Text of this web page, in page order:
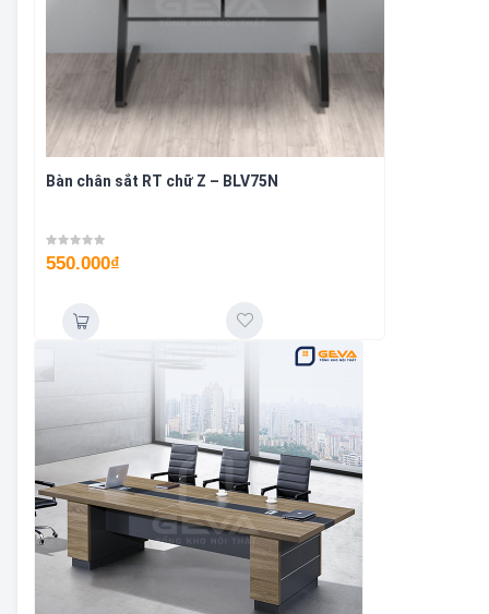
Bàn chân sắt RT chữ Z – BLV75N
550.000₫